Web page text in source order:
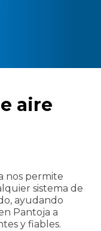
aire
nos permite
sistema de
ayudando
Pantoja a
y fiables.